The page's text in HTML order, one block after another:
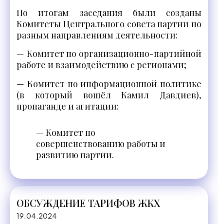
По итогам заседания были созданы
Комитеты Центрального совета партии по
разным направлениям деятельности:
— Комитет по организационно-партийной
работе и взаимодействию с регионами;
— Комитет по информационной политике
(в который вошёл Камил Давдиев),
пропаганде и агитации:
— Комитет по
совершенствованию работы и
развитию партии.
ОБСУЖДЕНИЕ ТАРИФОВ ЖКХ
19.04.2024